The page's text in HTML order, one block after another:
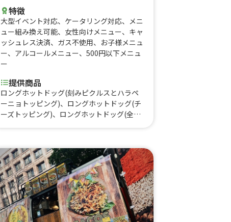
特徴
大型イベント対応、 ケータリング対応、
メニ
ュー組み換え可能、 女性向けメニュー、 キャ
ッシュレス決済、 ガス不使用、 お子様メニュ
ー、 アルコールメニュー、 500円以下メニュ
ー
提供商品
ロングホットドッグ(刻みピクルスとハラペ
ーニョトッピング)、ロングホットドッグ(チ
ーズトッピング)、ロングホットドッグ(全部
ット(ガリバタ、明太マヨ、チーズマヨ)、ア
イス揚げパン(きなこ、シュガー、シナモ
ン、黒糖、メープル)、ソフトドリンク(水、
お茶、コーヒー、メロンソーダ、レモンスカ
ッシュ、コーラ)、アルコール(ビール、ハイ
ボール、レモンサワー)、揚げパンとチキン
ドッグセット、ドッグセットメニュー、極ふ